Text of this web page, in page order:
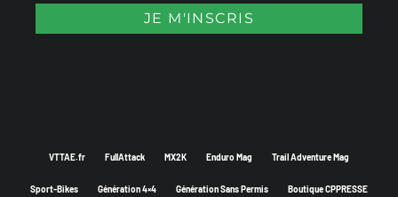
VTTAE.fr FullAttack MX2K Enduro Mag Trail Adventure Mag
Sport-Bikes Génération 4×4 Génération Sans Permis Boutique CPPRESSE